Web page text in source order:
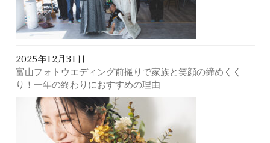
2025年12月31日
富山フォトウエディング前撮りで家族と笑顔の締めくく
り！一年の終わりにおすすめの理由